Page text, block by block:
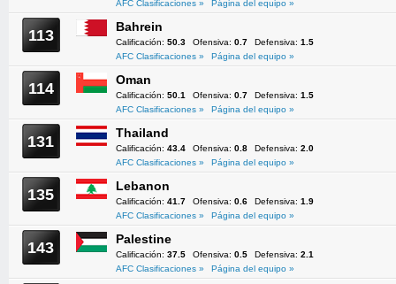
AFC Clasificaciones »
Página del equipo »
113 Bahrein
Calificación: 50.3 Ofensiva: 0.7 Defensiva: 1.5
AFC Clasificaciones »
Página del equipo »
114 Oman
Calificación: 50.1 Ofensiva: 0.7 Defensiva: 1.5
AFC Clasificaciones »
Página del equipo »
131 Thailand
Calificación: 43.4 Ofensiva: 0.8 Defensiva: 2.0
AFC Clasificaciones »
Página del equipo »
135 Lebanon
Calificación: 41.7 Ofensiva: 0.6 Defensiva: 1.9
AFC Clasificaciones »
Página del equipo »
143 Palestine
Calificación: 37.5 Ofensiva: 0.5 Defensiva: 2.1
AFC Clasificaciones »
Página del equipo »